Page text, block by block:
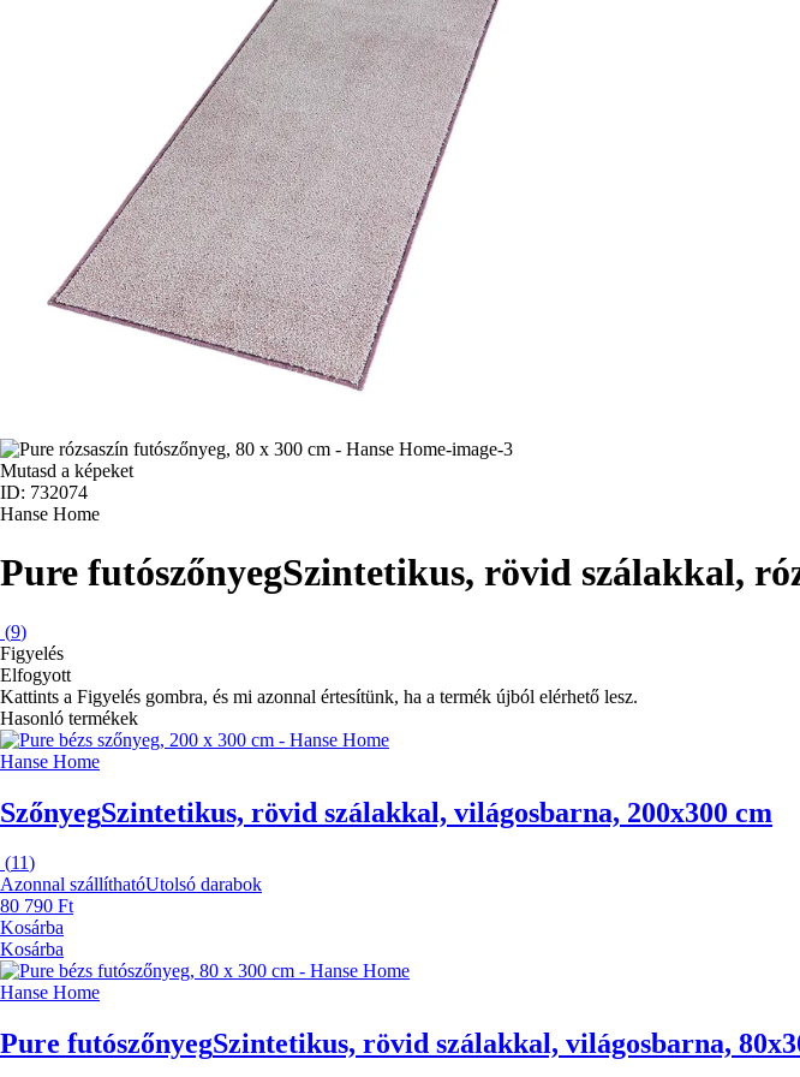
Mutasd a képeket
ID: 732074
Hanse Home
Pure futószőnyegSzintetikus, rövid szálakkal,
(9)
Figyelés
Elfogyott
Kattints a Figyelés gombra, és mi azonnal értesítünk, ha a termék újból elérhető lesz.
Hasonló termékek
Hanse Home
SzőnyegSzintetikus, rövid szálakkal, világosbarna, 200x300 cm
(11)
Azonnal szállíthatóUtolsó darabok
80 790 Ft
Kosárba
Kosárba
Hanse Home
Pure futószőnyegSzintetikus, rövid szálakkal, világosbarna,